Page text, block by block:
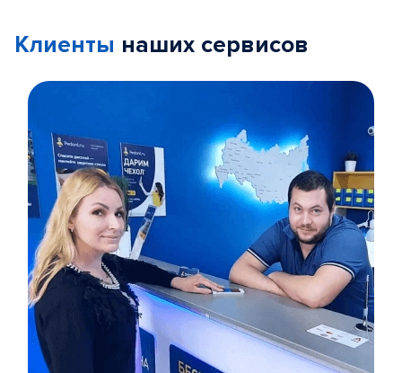
Клиенты наших сервисов